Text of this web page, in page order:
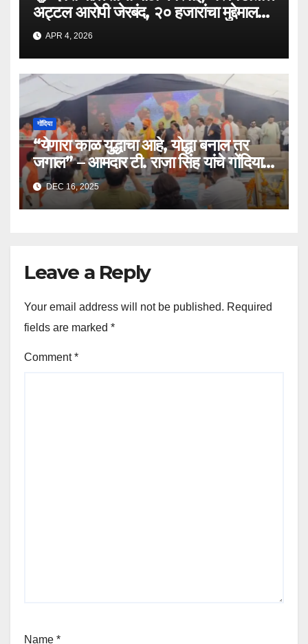
अट्टल आरोपी जेरबंद, २० हजारांचा मुद्देमाल
जप्त..!
APR 4, 2026
गोंदिया
“येणारा काळ युद्धाचा आहे, योद्धा बनाल तर
जगाल” – आमदार टी. राजा सिंह यांचे गोंदियात
वक्तव्य..!
DEC 16, 2025
Leave a Reply
Your email address will not be published. Required
fields are marked *
Comment*
Name *